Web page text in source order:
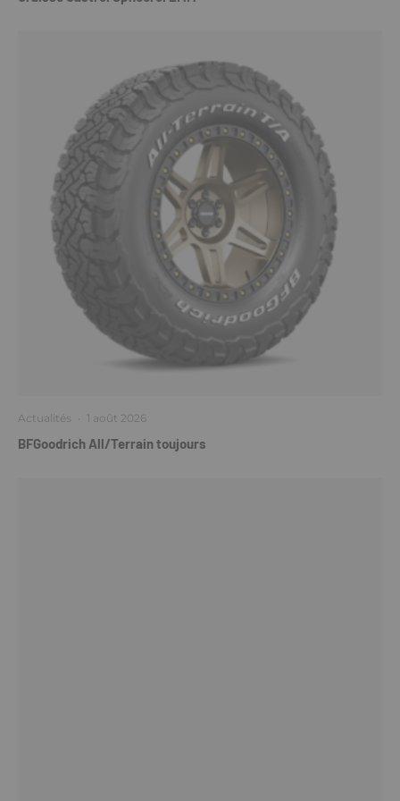
Actualités · 1 août 2026
BFGoodrich All/Terrain toujours